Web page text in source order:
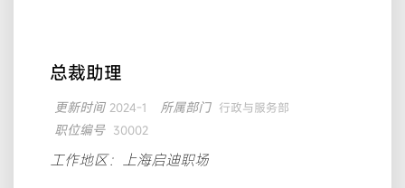
总裁助理
更新时间 2024-1 所属部门 行政与服务部
职位编号 30002
工作地区：上海启迪职场